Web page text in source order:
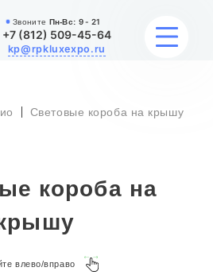
Звоните Пн-Вс: 9 - 21
+7 (812) 509-45-64
kp@rpkluxexpo.ru
Световые короба на крышу
короба на
влево/вправо